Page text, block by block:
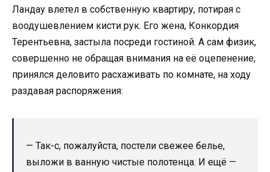
Ландау влетел в собственную квартиру, потирая с
воодушевлением кисти рук. Его жена, Конкордия
Терентьевна, застыла посреди гостиной. А сам физик,
совершенно не обращая внимания на её оцепенение,
принялся деловито расхаживать по комнате, на ходу
раздавая распоряжения:
— Так-с, пожалуйста, постели свежее белье,
выложи в ванную чистые полотенца. И ещё —